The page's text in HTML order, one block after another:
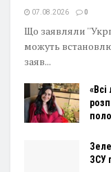
07.08.2026 0
Що заявляли
можуть
заяв...
ЗСУ